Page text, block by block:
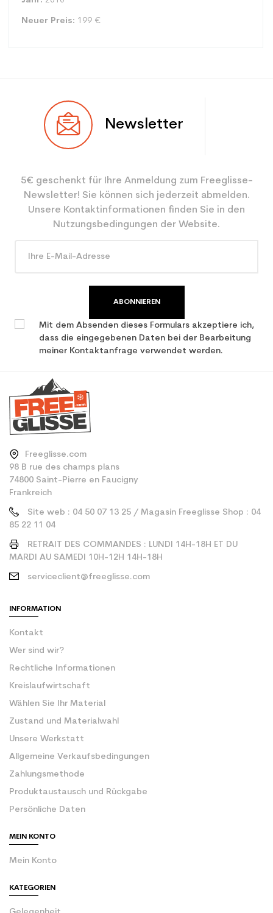
Neuer Preis: 199 €
Benutzer Junior
Farbe Weiß
CO2-Einsparungen für
den Planeten (in kg)
2.1
Newsletter
5€ geschenkt für Ihre Anmeldung zum Freeglisse-
Newsletter! Sie können sich jederzeit abmelden.
Unsere Kontaktinformationen finden Sie in den
Nutzungsbedingungen der Website.
ABONNIEREN
Mit dem Absenden dieses Formulars akzeptiere ich,
dass die eingegebenen Daten bei der Bearbeitung
meiner Kontaktanfrage verwendet werden.
Freeglisse.com
98 B rue des champs plans
74800 Saint-Pierre en Faucigny
Frankreich
Site web : 04 50 07 13 25 / Magasin Freeglisse Shop : 04
85 22 11 04
RETRAIT DES COMMANDES : LUNDI 14H-18H ET DU
MARDI AU SAMEDI 10H-12H 14H-18H
serviceclient@freeglisse.com
INFORMATION
Kontakt
Wer sind wir?
Rechtliche Informationen
Kreislaufwirtschaft
Wählen Sie Ihr Material
Zustand und Materialwahl
Unsere Werkstatt
Allgemeine Verkaufsbedingungen
Zahlungsmethode
Produktaustausch und Rückgabe
Persönliche Daten
MEIN KONTO
Mein Konto
KATEGORIEN